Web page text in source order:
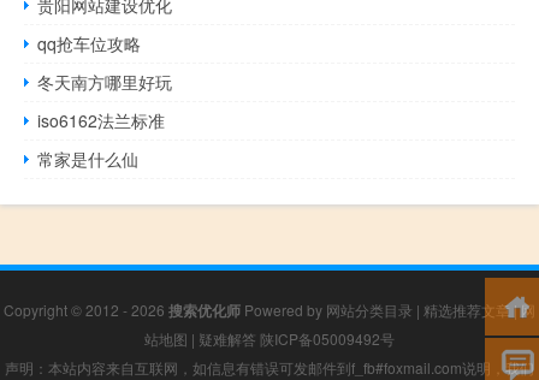
贵阳网站建设优化
qq抢车位攻略
冬天南方哪里好玩
iso6162法兰标准
常家是什么仙
Copyright © 2012 - 2026 搜索优化师 Powered by 网站分类目录 | 精选推荐文章|网
站地图 | 疑难解答 陕ICP备05009492号
声明：本站内容来自互联网，如信息有错误可发邮件到f_fb#foxmail.com说明，我们